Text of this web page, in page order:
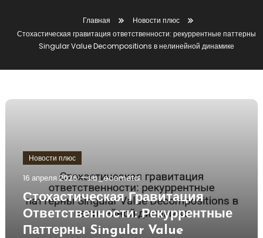
Главная
Новости плюс
Стохастическая гравитация ответственности: рекуррентные паттерны
Singular Value Decompositions в нелинейной динамике
Новости плюс
16 апреля 2026 sib_ecometal
Стохастическая Гравитация
Ответственности: Рекуррентные
Паттерны Singular Value